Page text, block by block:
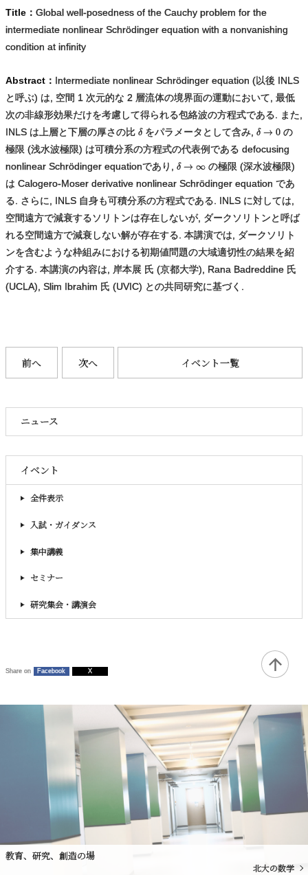
ニュース
イベント
全件表示
入試・ガイダンス
集中講義
セミナー
研究集会・講演会
Title： Global well-posedness of the Cauchy problem for the
intermediate nonlinear Schrödinger equation with a nonvanishing
condition at infinity
Abstract： Intermediate nonlinear Schrödinger equation (以後 INLS
と呼ぶ) は, 空間 1 次元的な 2 層流体の境界面の運動において, 最低
次の非線形効果だけを考慮して得られる包絡波の方程式である. また,
INLS は上層と下層の厚さの比
をパラメータとして含み,
の
極限 (浅水波極限) は可積分系の方程式の代表例である defocusing
nonlinear Schrödinger equationであり,
の極限 (深水波極限)
は Calogero-Moser derivative nonlinear Schrödinger equation であ
る. さらに, INLS 自身も可積分系の方程式である. INLS に対しては,
空間遠方で減衰するソリトンは存在しないが, ダークソリトンと呼ば
れる空間遠方で減衰しない解が存在する. 本講演では, ダークソリト
ンを含むような枠組みにおける初期値問題の大域適切性の結果を紹
介する. 本講演の内容は, 岸本展 氏 (京都大学), Rana Badreddine 氏
(UCLA), Slim Ibrahim 氏 (UVIC) との共同研究に基づく.
前へ 次へ イベント一覧
Share on Facebook X
教育、研究、創造の場
北大の数学